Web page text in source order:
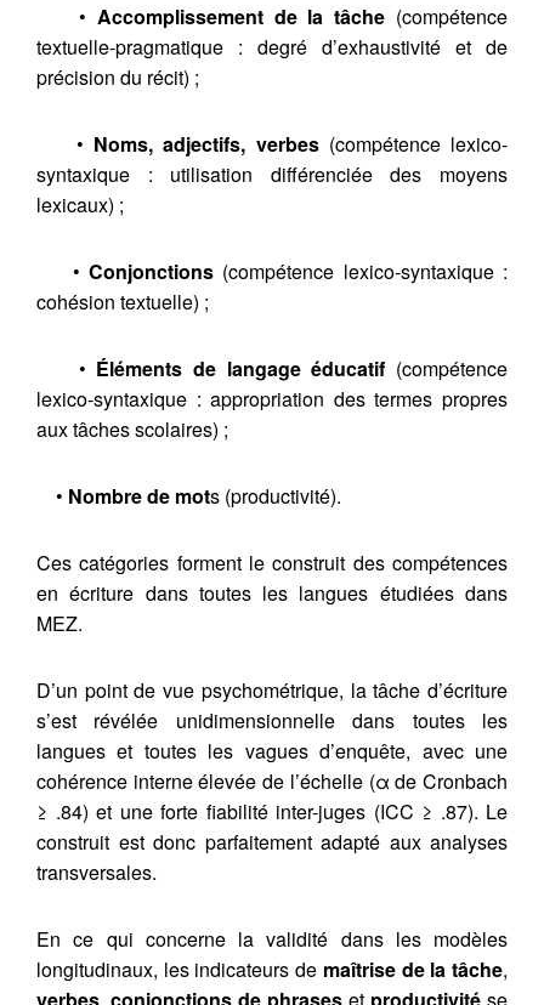
• Accomplissement de la tâche (compétence
textuelle-pragmatique : degré d’exhaustivité et de
précision du récit) ;
• Noms, adjectifs, verbes(compétence lexico-
syntaxique : utilisation différenciée des moyens
lexicaux) ;
• Conjonctions(compétence lexico-syntaxique :
cohésion textuelle) ;
• Éléments de langage éducatif (compétence
lexico-syntaxique : appropriation des termes propres
aux tâches scolaires) ;
• Nombre de mots (productivité).
Ces catégories forment le construit des compétences
en écriture dans toutes les langues étudiées dans
MEZ.
D’un point de vue psychométrique, la tâche d’écriture
s’est révélée unidimensionnelle dans toutes les
langues et toutes les vagues d’enquête, avec une
cohérence interne élevée de l’échelle (α de Cronbach
≥ .84) et une forte fiabilité inter-juges (ICC ≥ .87). Le
construit est donc parfaitement adapté aux analyses
transversales.
En ce qui concerne la validité dans les modèles
longitudinaux, les indicateurs de maîtrise de la tâche,